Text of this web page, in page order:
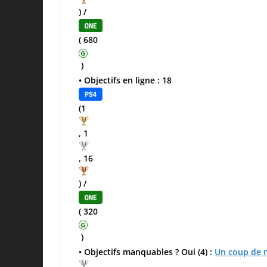
) /
( 680
)
• Objectifs en ligne : 18
(1
, 1
, 16
) /
( 320
)
• Objectifs manquables ? Oui (4) : Un coup de